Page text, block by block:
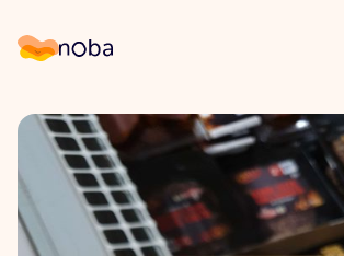
Noba